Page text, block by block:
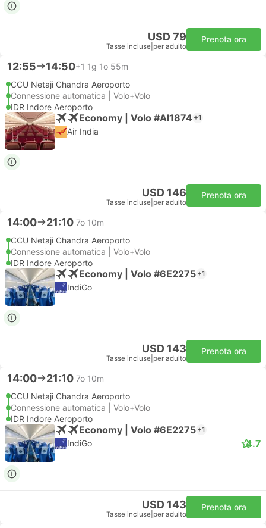
USD 79
Tasse incluse per adulto
Prenota ora
12:55 14:50+1 1g 1o 55m
CCU Netaji Chandra Aeroporto
Connessione automatica | Volo+Volo
IDR Indore Aeroporto
Economy | Volo #AI1874 +1
Air India
USD 146
Tasse incluse per adulto
Prenota ora
14:00 21:10 7o 10m
CCU Netaji Chandra Aeroporto
Connessione automatica | Volo+Volo
IDR Indore Aeroporto
Economy | Volo #6E2275 +1
IndiGo
USD 143
Tasse incluse per adulto
Prenota ora
14:00 21:10 7o 10m
CCU Netaji Chandra Aeroporto
Connessione automatica | Volo+Volo
IDR Indore Aeroporto
Economy | Volo #6E2275 +1
IndiGo 4.7
USD 143
Tasse incluse per adulto
Prenota ora